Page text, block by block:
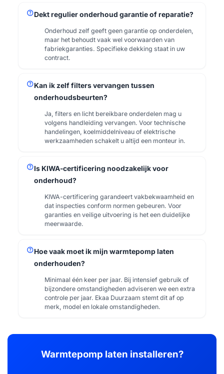
helpDekt regulier onderhoud garantie of reparatie?
Onderhoud zelf geeft geen garantie op onderdelen,
maar het behoudt vaak wel voorwaarden van
fabriekgaranties. Specifieke dekking staat in uw
contract.
helpKan ik zelf filters vervangen tussen
onderhoudsbeurten?
Ja, filters en licht bereikbare onderdelen mag u
volgens handleiding vervangen. Voor technische
handelingen, koelmiddelniveau of elektrische
werkzaamheden schakelt u altijd een monteur in.
helpIs KIWA-certificering noodzakelijk voor
onderhoud?
KIWA-certificering garandeert vakbekwaamheid en
dat inspecties conform normen gebeuren. Voor
garanties en veilige uitvoering is het een duidelijke
meerwaarde.
helpHoe vaak moet ik mijn warmtepomp laten
onderhouden?
Minimaal één keer per jaar. Bij intensief gebruik of
bijzondere omstandigheden adviseren we een extra
controle per jaar. Ekaa Duurzaam stemt dit af op
merk, model en lokale omstandigheden.
Warmtepomp laten installeren?